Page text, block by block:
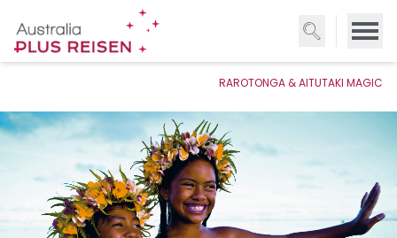
zum
Inhalt
RAROTONGA & AITUTAKI MAGIC